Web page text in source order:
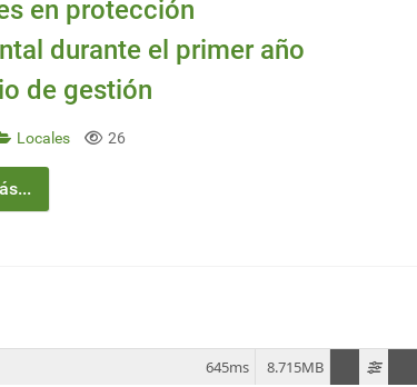
en protección
durante el primer año
de gestión
Locales 26
8.715MB
645ms